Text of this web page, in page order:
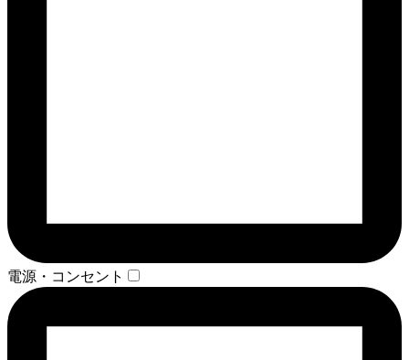
電源・コンセント